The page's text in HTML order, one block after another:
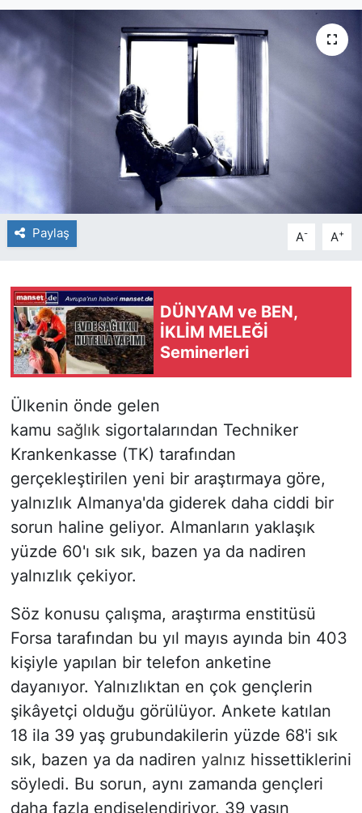
Paylaş A- A+
DÜNYAM ve BEN,
İKLİM MELEĞİ
Seminerleri
Ülkenin önde gelen
kamu sağlıksigortalarından Techniker
Krankenkasse (TK) tarafından
gerçekleştirilen yeni bir araştırmaya göre,
yalnızlık Almanya'da giderek daha ciddi bir
sorun haline geliyor. Almanların yaklaşık
yüzde 60'ı sık sık, bazen ya da nadiren
yalnızlık çekiyor.
Söz konusu çalışma, araştırma enstitüsü
Forsa tarafından bu yıl mayıs ayında bin 403
kişiyle yapılan bir telefon anketine
dayanıyor. Yalnızlıktan en çok gençlerin
şikâyetçi olduğu görülüyor. Ankete katılan
18 ila 39 yaş grubundakilerin yüzde 68'i sık
sık, bazen ya da nadiren yalnız hissettiklerini
söyledi. Bu sorun, aynı zamanda gençleri
daha fazla endişelendiriyor. 39 yaşın